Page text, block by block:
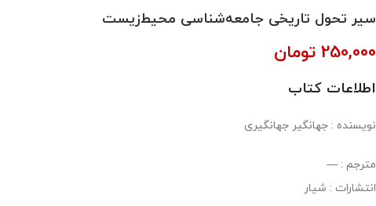
سیر تحول تاریخی جامعه‌شناسی محیط‌زیست
250,000 تومان
اطلاعات کتاب
نویسنده : جهانگیر جهانگیری
مترجم : —
انتشارات : شیار